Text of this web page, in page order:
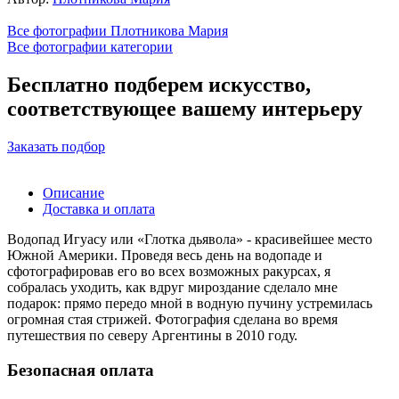
Все фотографии Плотникова Мария
Все фотографии категории
Бесплатно подберем искусство,
соответствующее вашему интерьеру
Заказать подбор
Описание
Доставка и оплата
Водопад Игуасу или «Глотка дьявола» - красивейшее место
Южной Америки. Проведя весь день на водопаде и
сфотографировав его во всех возможных ракурсах, я
собралась уходить, как вдруг мироздание сделало мне
подарок: прямо передо мной в водную пучину устремилась
огромная стая стрижей. Фотография сделана во время
путешествия по северу Аргентины в 2010 году.
Безопасная оплата